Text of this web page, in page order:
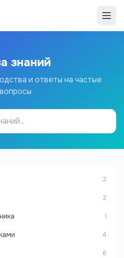
знаний
и ответы на частые
вопросы
2
2
1
4
6